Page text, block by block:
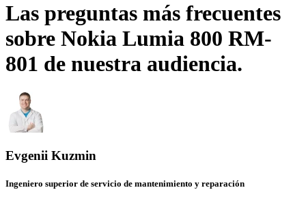
Las preguntas más frecuentes
sobre Nokia Lumia 800 RM-
801 de nuestra audiencia.
Evgenii Kuzmin
Ingeniero superior de servicio de mantenimiento y reparación